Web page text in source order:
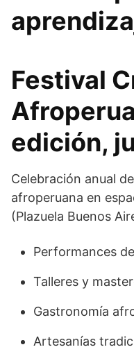
Festival
edición,
Celebración anual
afroperuana en
(Plazuela Buenos
Performances
Talleres y
Gastronomía
Artesanías